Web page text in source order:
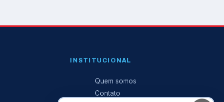
INSTITUCIONAL
Quem somos
Contato